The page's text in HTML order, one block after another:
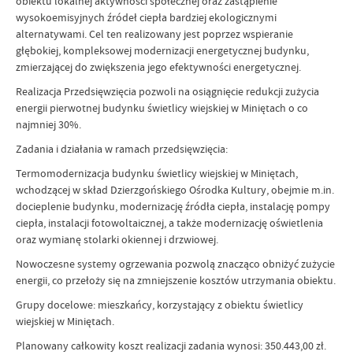
wysokoemisyjnych źródeł ciepła bardziej ekologicznymi
alternatywami. Cel ten realizowany jest poprzez wspieranie
głębokiej, kompleksowej modernizacji energetycznej budynku,
zmierzającej do zwiększenia jego efektywności energetycznej.
Realizacja Przedsięwzięcia pozwoli na osiągnięcie redukcji zużycia
energii pierwotnej budynku świetlicy wiejskiej w Miniętach o co
najmniej 30%.
Zadania i działania w ramach przedsięwzięcia:
Termomodernizacja budynku świetlicy wiejskiej w Miniętach,
wchodzącej w skład Dzierzgońskiego Ośrodka Kultury, obejmie m.in.
docieplenie budynku, modernizację źródła ciepła, instalację pompy
ciepła, instalacji fotowoltaicznej, a także modernizację oświetlenia
oraz wymianę stolarki okiennej i drzwiowej.
Nowoczesne systemy ogrzewania pozwolą znacząco obniżyć zużycie
energii, co przełoży się na zmniejszenie kosztów utrzymania obiektu.
Grupy docelowe: mieszkańcy, korzystający z obiektu świetlicy
wiejskiej w Miniętach.
Planowany całkowity koszt realizacji zadania wynosi: 350.443,00 zł.